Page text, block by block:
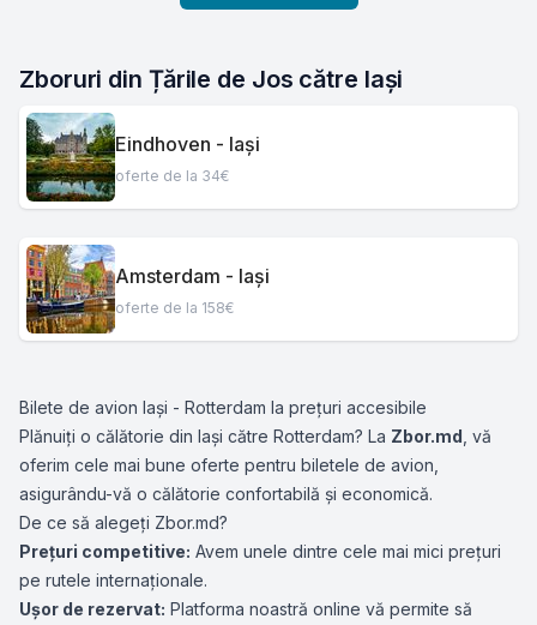
Zboruri din Țările de Jos către Iași
Eindhoven - Iași
oferte de la 34€
Amsterdam - Iași
oferte de la 158€
Bilete de avion Iași - Rotterdam la prețuri accesibile
Plănuiți o călătorie din Iași către Rotterdam? La Zbor.md , vă
oferim cele mai bune oferte pentru biletele de avion,
asigurându-vă o călătorie confortabilă și economică.
De ce să alegeți Zbor.md?
Prețuri competitive: Avem unele dintre cele mai mici prețuri
pe rutele internaționale.
Ușor de rezervat: Platforma noastră online vă permite să